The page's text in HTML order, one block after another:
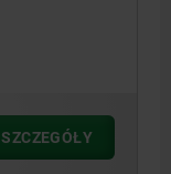
SZCZEGÓŁY